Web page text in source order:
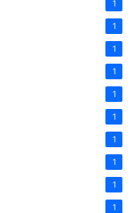
1
1
1
1
1
1
1
1
1
1